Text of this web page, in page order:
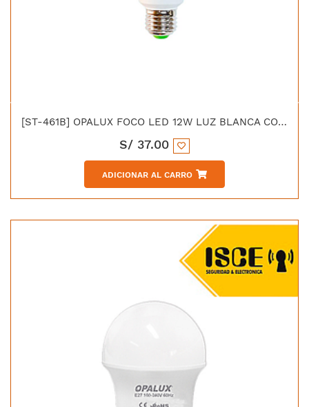
[ST-461B] OPALUX FOCO LED 12W LUZ BLANCA CON SENSOR DE MOVIMIENTO
S/ 37.00
ADICIONAR AL CARRO